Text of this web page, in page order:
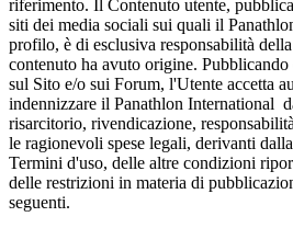
riferimento. Il Contenuto utente,
siti dei media sociali sui quali il
profilo, è di esclusiva responsabilità
contenuto ha avuto origine.
sul Sito e/o sui Forum, l'Utente accetta
indennizzare il Panathlon International
risarcitorio, rivendicazione,
le ragionevoli spese legali, derivanti
Termini d'uso, delle altre condizioni
delle restrizioni in materia di
seguenti.